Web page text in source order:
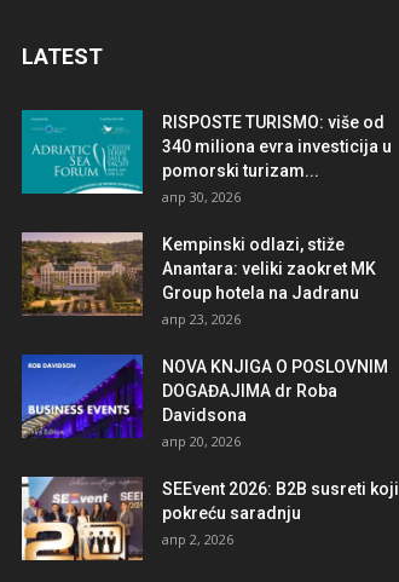
LATEST
RISPOSTE TURISMO: više od
340 miliona evra investicija u
pomorski turizam...
апр 30, 2026
Kempinski odlazi, stiže
Anantara: veliki zaokret MK
Group hotela na Jadranu
апр 23, 2026
NOVA KNJIGA O POSLOVNIM
DOGAĐAJIMA dr Roba
Davidsona
апр 20, 2026
SEEvent 2026: B2B susreti koji
pokreću saradnju
апр 2, 2026